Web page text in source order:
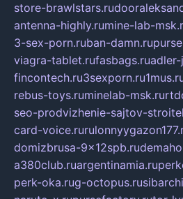
store-brawlstars.ru
antenna-highly.rumine-lab-
3-sex-porn.ruban-damn.ru
viagra-tablet.rufasbags.ruadler-
fincontech.ru3sexporn.ru
rebus-toys.ruminelab-msk.ru
seo-prodvizhenie-sajtov-
card-voice.ru
domizbrusa-9x12spb.ru
a380club.ruargentinamia.ru
perk-oka.rug-octopus.ru